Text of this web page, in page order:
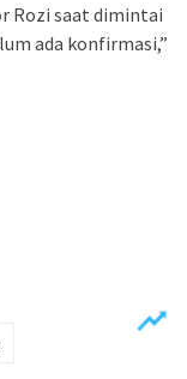
Rozi saat dimintai
ada konfirmasi,”